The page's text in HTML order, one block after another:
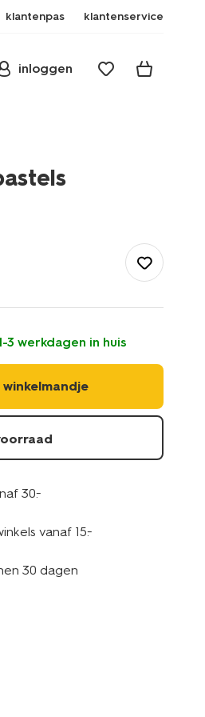
klantenpas klantenservice
inloggen
3 werkdagen in huis
winkelmandje
30.-
vanaf 15.-
30 dagen